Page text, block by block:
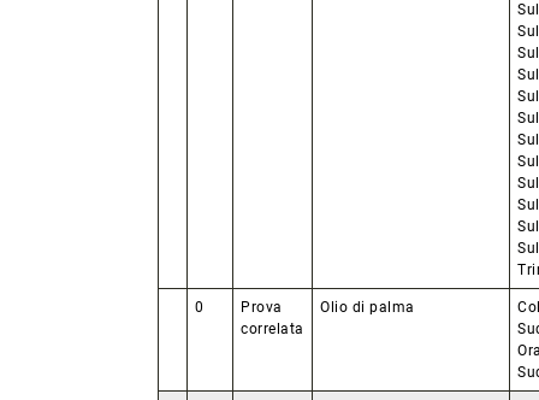
0
Prova
correlata
Olio di palma